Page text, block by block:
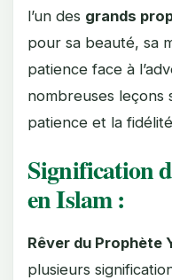
l’un des grands
pour sa beauté, sa
patience face à
nombreuses leçons
patience et la
Signification
en Islam :
Rêver du Prophète
plusieurs